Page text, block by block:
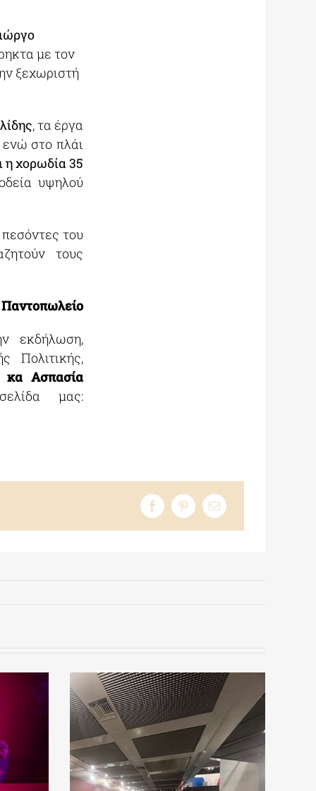
με τον
ξεχωριστή
, τα έργα
στο πλάι
η χορωδία 35
υψηλού
του
τους
εκδήλωση,
Πολιτικής,
καΑσπασία
μας: